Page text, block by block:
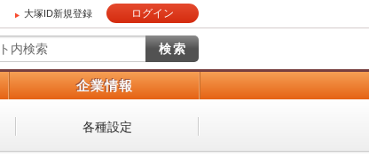
大塚ID新規登録 ログイン
企業情報
各種設定